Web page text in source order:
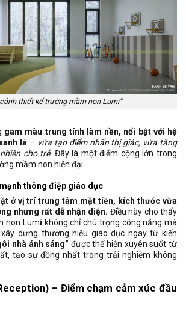
cảnh thiết kế trường mầm non Lumi”
gam màu trung tính làm nền, nổi bật với hệ
lá – vừa tạo điểm nhấn thị giác, vừa tăng
cho trẻ. Đây là một điểm cộng lớn trong
mầm non hiện đại.
thông điệp giáo dục
ở vị trí trung tâm mặt tiền, kích thước vừa
nhưng rất dễ nhận diện. Điều này cho thấy
non Lumi không chỉ chú trọng công năng mà
dựng thương hiệu giáo dục ngay từ kiến
nhà ánh sáng” được thể hiện xuyên suốt từ
tạo sự đồng nhất trong trải nghiệm không
– Điểm chạm cảm xúc đầu